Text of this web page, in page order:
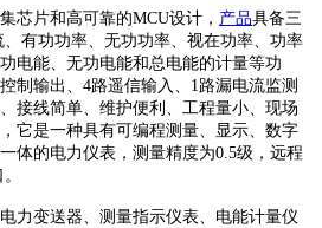
芯片和高可靠的MCU设计， 产品具备三
有功功率、无功功率、视在功率、功率
电能、无功电能和总电能的计量等功
制输出、4路遥信输入、1路漏电流监测
接线简单、维护便利、工程量小、现场
它是一种具有可编程测量、显示、数字
体的电力仪表，测量精度为0.5级，远程
力变送器、测量指示仪表、电能计量仪